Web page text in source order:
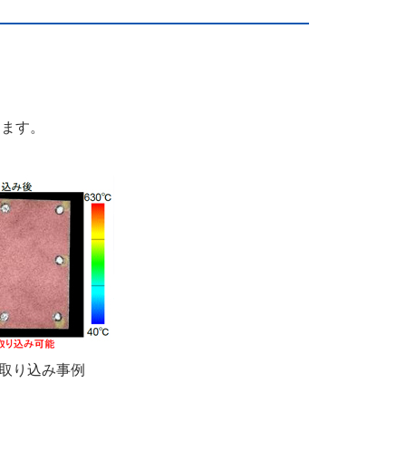
す。
り込み事例